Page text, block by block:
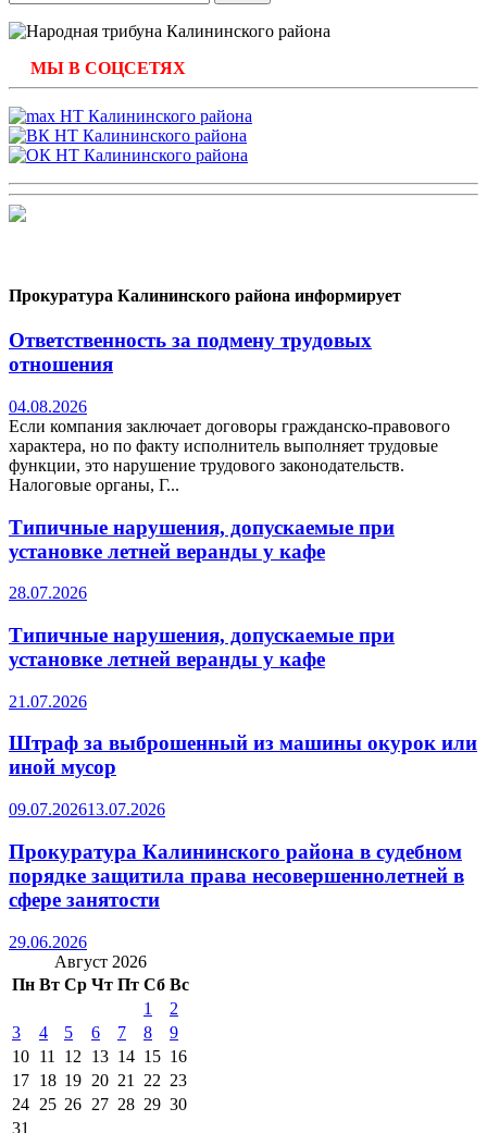
МЫ В СОЦСЕТЯХ
Прокуратура Калининского района информирует
Ответственность за подмену трудовых
отношения
04.08.2026
Если компания заключает договоры гражданско-правового
характера, но по факту исполнитель выполняет трудовые
функции, это нарушение трудового законодательств.
Налоговые органы, Г...
Типичные нарушения, допускаемые при
установке летней веранды у кафе
28.07.2026
Типичные нарушения, допускаемые при
установке летней веранды у кафе
21.07.2026
Штраф за выброшенный из машины окурок или
иной мусор
09.07.202613.07.2026
Прокуратура Калининского района в судебном
порядке защитила права несовершеннолетней в
сфере занятости
29.06.2026
Август 2026
Пн Вт Ср Чт Пт Сб Вс
1
2
3
4 5 6 7 8
9
10 11 12 13 14 15 16
17 18 19 20 21 22 23
24 25 26 27 28 29 30
31